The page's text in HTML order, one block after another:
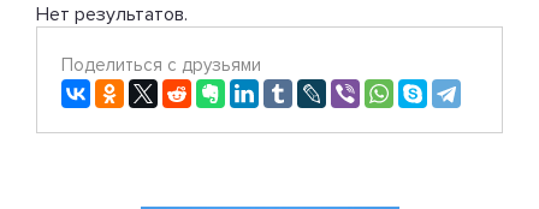
Нет результатов.
Поделиться с друзьями